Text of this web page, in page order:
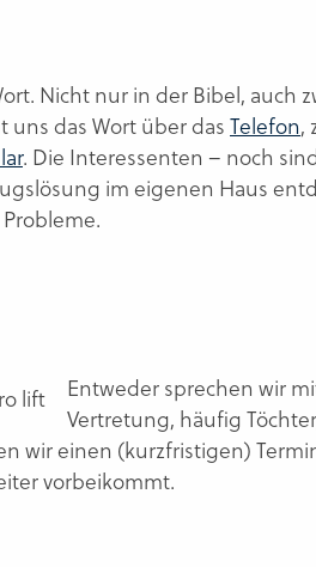
Nicht nur in der Bibel, auch
uns das Wort über dasTelefon,
. Die Interessenten – noch
im eigenen Haus
Entweder sprechen wir
Vertretung, häufig
wir einen (kurzfristigen)
vorbeikommt.